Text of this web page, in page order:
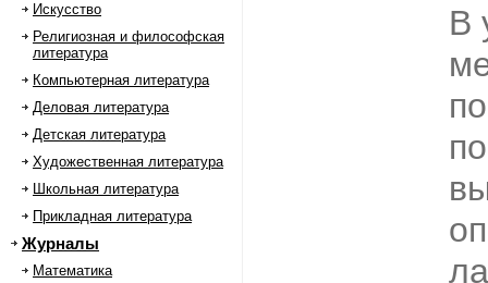
Искусство
Религиозная и философская
литература
Компьютерная литература
Деловая литература
Детская литература
Художественная литература
Школьная литература
Прикладная литература
Журналы
Математика
В